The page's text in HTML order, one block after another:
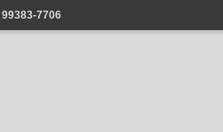
99383-7706